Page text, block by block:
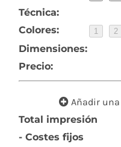
Técnica:
Colores:
1 2
Dimensiones:
Precio:
Añadir una
Total impresión
- Costes fijos